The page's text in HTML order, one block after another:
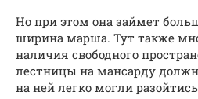
Но при этом она займет
ширина марша. Тут также
наличия свободного
лестницы на мансарду
на ней легко могли